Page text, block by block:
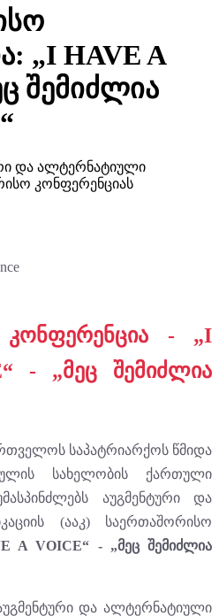
„I HAVE A
შემიძლია
და ალტერნატიული
კონფერენციას
კონფერენცია - „I
- „მეც შემიძლია
საპატრიარქოს წმიდა
სახელობის ქართული
აუგმენტური და
(ააკ) საერთაშორისო
A VOICE“ - „მეც შემიძლია
და ალტერნატიული